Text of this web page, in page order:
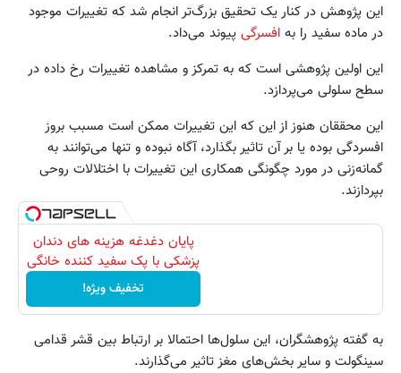
این پژوهش در کنار یک تحقیق بزرگ‌تر انجام شد که تغییرات موجود
در ماده سفید را به افسرگی پیوند می‌داد.
این اولین پژوهشی است که به تمرکز و مشاهده تغییرات رخ داده در
سطح سلولی می‌پردازد.
این محققان هنوز از این که این تغییرات ممکن است مسبب بروز
افسردگی بوده یا بر آن تاثیر بگذارد، آگاه نبوده و تنها می‌توانند به
گمانه‌زنی در مورد چگونگی همکاری این تغییرات با اختلالات روحی
بپردازند.
پایان دغدغه هزینه های دندان
پزشکی با پک سفید کننده خانگی
تخفیف ویژه!
به گفته پژوهشگران، این سلول‌ها احتمالا بر ارتباط بین قشر قدامی
سینگولت و سایر بخش‌های مغز تاثیر می‌گذارند.